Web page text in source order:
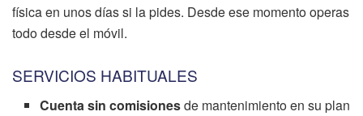
física en unos días si la pides. Desde ese momento operas
todo desde el móvil.
SERVICIOS HABITUALES
Cuenta sin comisionesde mantenimiento en su plan